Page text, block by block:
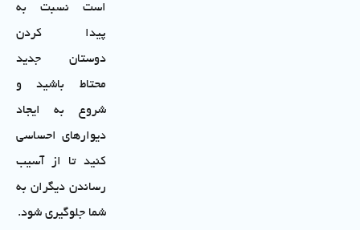
است نسبت به
پیدا کردن
دوستان جدید
محتاط باشید و
شروع به ایجاد
دیوارهای احساسی
کنید تا از آسیب
رساندن دیگران به
شما جلوگیری شود.